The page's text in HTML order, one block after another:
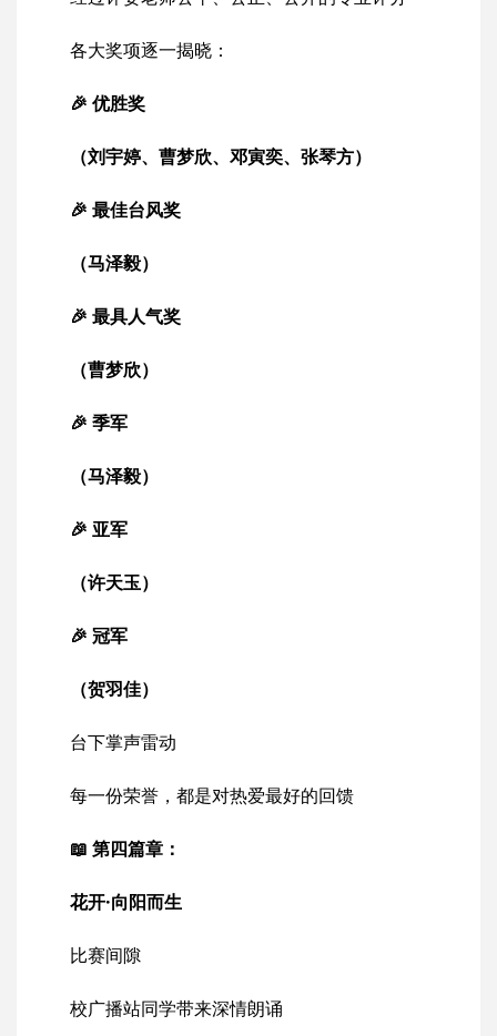
各大奖项逐一揭晓：
🎉 优胜奖
（刘宇婷、曹梦欣、邓寅奕、张琴方）
🎉 最佳台风奖
（马泽毅）
🎉 最具人气奖
（曹梦欣）
🎉 季军
（马泽毅）
🎉 亚军
（许天玉）
🎉 冠军
（贺羽佳）
台下掌声雷动
每一份荣誉，都是对热爱最好的回馈
📖 第四篇章：
花开·向阳而生
比赛间隙
校广播站同学带来深情朗诵